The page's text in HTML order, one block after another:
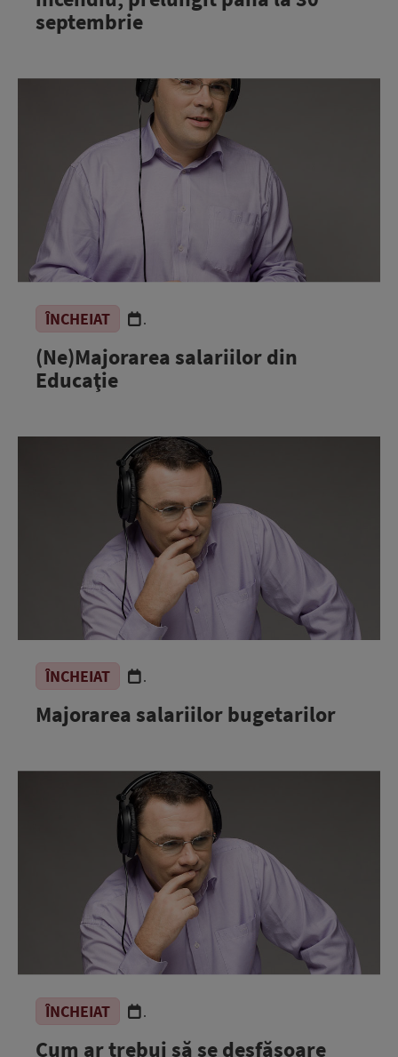
septembrie
ÎNCHEIAT .
(Ne)Majorarea salariilor din
Educaţie
ÎNCHEIAT .
Majorarea salariilor bugetarilor
ÎNCHEIAT .
Cum ar trebui să se desfăşoare